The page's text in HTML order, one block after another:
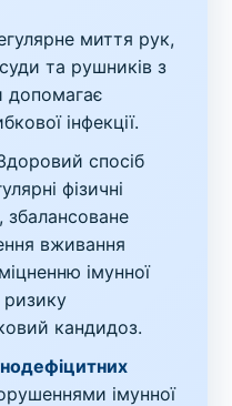
миття рук,
та рушників з
допомагає
інфекції.
спосіб
фізичні
збалансоване
вживання
імунної
кандидоз.
імунної